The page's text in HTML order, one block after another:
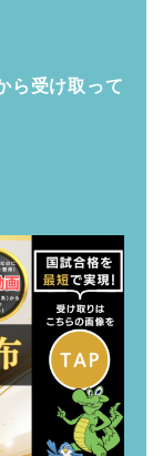
ら受け取って